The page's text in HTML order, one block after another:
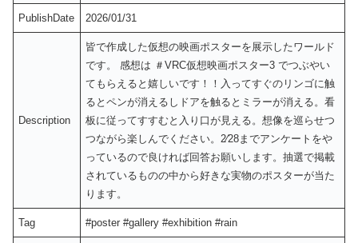
PublishDate 2026/01/31
Description
皆で作成した仮想の映画ポスターを展示したワールド
です。 感想は ＃VRC仮想映画ポスター3 でつぶやい
てもらえると嬉しいです！！入ってすぐのリンゴに触
るとペンが消えるしドアを触るとミラーが消える。看
板に従ってすすむと入り口が見える。想像を巡らせつ
つながら楽しんでください。2⁄28までアンケートをや
っているので良ければ回答お願いします。抽選で掲載
されているものの中から好きな実物のポスターが当た
ります。
Tag #poster #gallery #exhibition #rain